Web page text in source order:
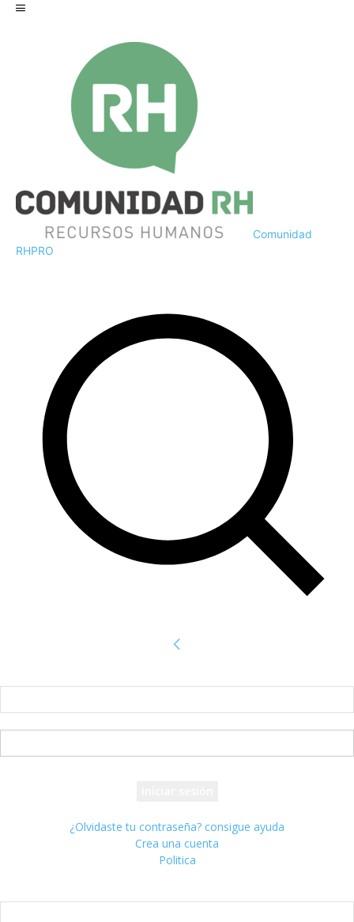
Comunidad
RHPRO
¿Olvidaste tu contraseña? consigue ayuda
Crea una cuenta
Politica